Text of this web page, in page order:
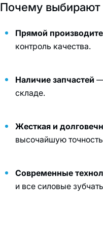
Почему
Прямой
контроль качества.
Наличие запчастей —
складе.
Жесткая и
высочайшую
Современные
и все силовые